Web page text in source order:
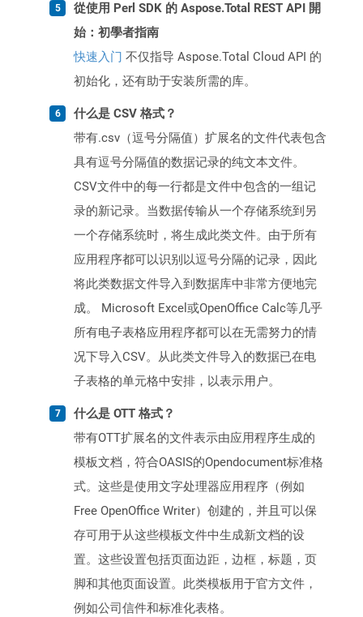
從使用 Perl SDK 的 Aspose.Total REST API 開
始：初學者指南
快速入门 不仅指导 Aspose.Total Cloud API 的
初始化，还有助于安装所需的库。
什么是 CSV 格式？
带有.csv（逗号分隔值）扩展名的文件代表包含
具有逗号分隔值的数据记录的纯文本文件。
CSV文件中的每一行都是文件中包含的一组记
录的新记录。当数据传输从一个存储系统到另
一个存储系统时，将生成此类文件。由于所有
应用程序都可以识别以逗号分隔的记录，因此
将此类数据文件导入到数据库中非常方便地完
成。 Microsoft Excel或OpenOffice Calc等几乎
所有电子表格应用程序都可以在无需努力的情
况下导入CSV。从此类文件导入的数据已在电
子表格的单元格中安排，以表示用户。
什么是 OTT 格式？
带有OTT扩展名的文件表示由应用程序生成的
模板文档，符合OASIS的Opendocument标准格
式。这些是使用文字处理器应用程序（例如
Free OpenOffice Writer）创建的，并且可以保
存可用于从这些模板文件中生成新文档的设
置。这些设置包括页面边距，边框，标题，页
脚和其他页面设置。此类模板用于官方文件，
例如公司信件和标准化表格。